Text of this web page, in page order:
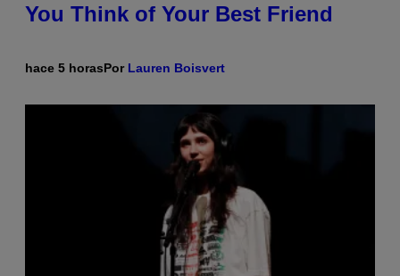
You Think of Your Best Friend
hace 5 horasPor Lauren Boisvert